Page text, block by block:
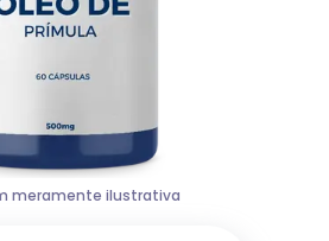
meramente ilustrativa